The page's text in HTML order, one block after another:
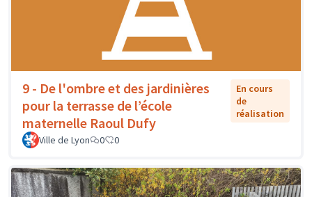
9 - De l'ombre et des jardinières
pour la terrasse de l’école
maternelle Raoul Dufy
En cours
de
réalisation
Ville de Lyon 0 0